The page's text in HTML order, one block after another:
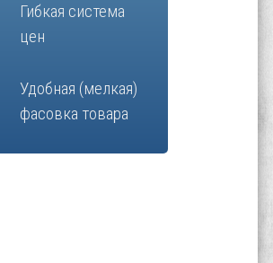
Гибкая система
цен
Удобная (мелкая)
фасовка товара